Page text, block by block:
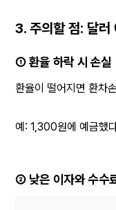
3. 주의할 점: 달러
① 환율 하락 시 손실
환율이 떨어지면 환차
예: 1,300원에 예금했
② 낮은 이자와 수수